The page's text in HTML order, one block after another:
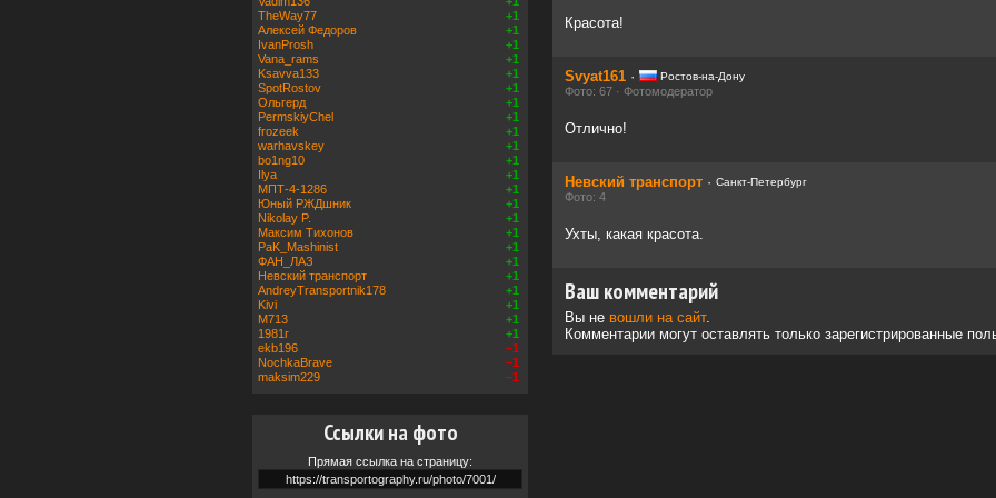
TheWay77
+1
Алексей Федоров
+1
IvanProsh
+1
Vana_rams
+1
Ksavva133
+1
SpotRostov
+1
Ольгерд
+1
PermskiyChel
+1
frozeek
+1
warhavskey
+1
bo1ng10
+1
Ilya
+1
МПТ-4-1286
+1
Юный РЖДшник
+1
Nikolay P.
+1
Максим Тихонов
+1
PaK_Mashinist
+1
ФАН_ЛАЗ
+1
Невский транспорт
+1
AndreyTransportnik178
+1
Kivi
+1
M713
+1
1981г
+1
ekb196
–1
NochkaBrave
–1
maksim229
–1
Ссылки на фото
Прямая ссылка на страницу:
Красота!
Svyat161 · Ростов-на-Дону
Фото: 67 · Фотомодератор
Отлично!
Невский транспорт · Санкт-Петербург
Фото: 4
Ухты, какая красота.
Ваш комментарий
Вы не вошли на сайт.
Комментарии могут оставлять только зарегистрированные